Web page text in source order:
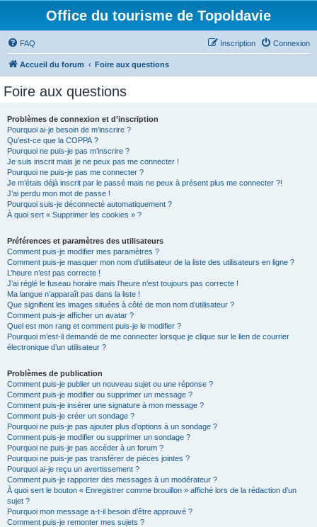
Office du tourisme de Topoldavie
FAQ Connexion
Inscription
Accueil du forum Foire aux questions
Foire aux questions
Problèmes de connexion et d’inscription
Pourquoi ai-je besoin de m’inscrire ?
Qu’est-ce que la COPPA ?
Pourquoi ne puis-je pas m’inscrire ?
Je suis inscrit mais je ne peux pas me connecter !
Pourquoi ne puis-je pas me connecter ?
Je m’étais déjà inscrit par le passé mais ne peux à présent plus me connecter ?!
J’ai perdu mon mot de passe !
Pourquoi suis-je déconnecté automatiquement ?
À quoi sert « Supprimer les cookies » ?
Préférences et paramètres des utilisateurs
Comment puis-je modifier mes paramètres ?
Comment puis-je masquer mon nom d’utilisateur de la liste des utilisateurs en ligne ?
L’heure n’est pas correcte !
J’ai réglé le fuseau horaire mais l’heure n’est toujours pas correcte !
Ma langue n’apparaît pas dans la liste !
Que signifient les images situées à côté de mon nom d’utilisateur ?
Comment puis-je afficher un avatar ?
Quel est mon rang et comment puis-je le modifier ?
Pourquoi m’est-il demandé de me connecter lorsque je clique sur le lien de courrier
électronique d’un utilisateur ?
Problèmes de publication
Comment puis-je publier un nouveau sujet ou une réponse ?
Comment puis-je modifier ou supprimer un message ?
Comment puis-je insérer une signature à mon message ?
Comment puis-je créer un sondage ?
Pourquoi ne puis-je pas ajouter plus d’options à un sondage ?
Comment puis-je modifier ou supprimer un sondage ?
Pourquoi ne puis-je pas accéder à un forum ?
Pourquoi ne puis-je pas transférer de pièces jointes ?
Pourquoi ai-je reçu un avertissement ?
Comment puis-je rapporter des messages à un modérateur ?
À quoi sert le bouton « Enregistrer comme brouillon » affiché lors de la rédaction d’un
sujet ?
Pourquoi mon message a-t-il besoin d’être approuvé ?
Comment puis-je remonter mes sujets ?